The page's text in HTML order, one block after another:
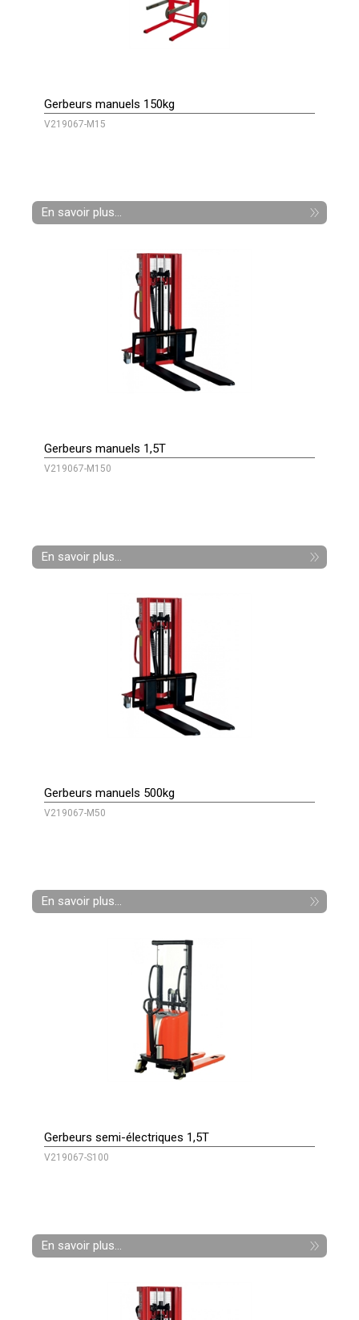
Gerbeurs manuels 150kg
V219067-M15
En savoir plus...
Gerbeurs manuels 1,5T
V219067-M150
En savoir plus...
Gerbeurs manuels 500kg
V219067-M50
En savoir plus...
Gerbeurs semi-électriques 1,5T
V219067-S100
En savoir plus...